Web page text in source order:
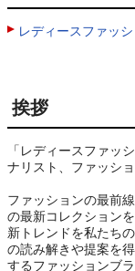
レディースファッ
挨拶
「レディースファッ
ナリスト、ファッシ
ファッションの最前
の最新コレクション
新トレンドを私たち
の読み解きや提案を
するファッションブ